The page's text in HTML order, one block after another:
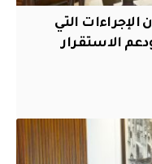
التي
الاستقرار